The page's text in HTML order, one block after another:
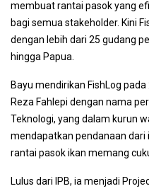
membuat rantai pasok yang
bagi semua stakeholder. Kini
dengan lebih dari 25 gudang
hingga Papua.
Bayu mendirikan FishLog
Reza Fahlepi dengan nama
Teknologi, yang dalam kurun
mendapatkan pendanaan dari
rantai pasok ikan memang
Lulus dari IPB, ia menjadi